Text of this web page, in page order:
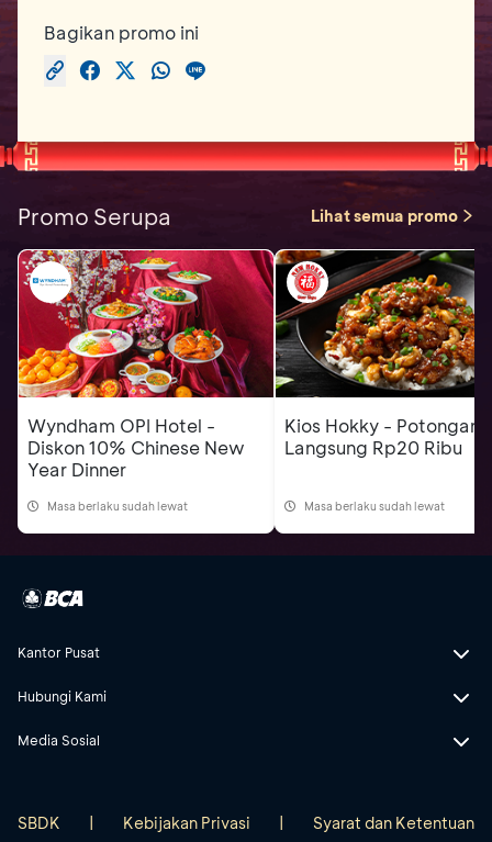
Bagikan promo ini
Promo Serupa Lihat semua promo
Wyndham OPI Hotel -
Diskon 10% Chinese New
Year Dinner
Masa berlaku sudah lewat
Kios Hokky - Potongan
Langsung Rp20 Ribu
Masa berlaku sudah lewat
Kantor Pusat
Hubungi Kami
Media Sosial
SBDK | Kebijakan Privasi | Syarat dan Ketentuan